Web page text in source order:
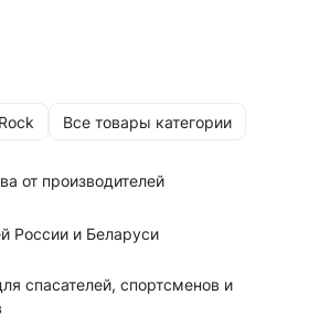
Все товары категории
от производителей
России и Беларуси
спасателей, спортсменов и